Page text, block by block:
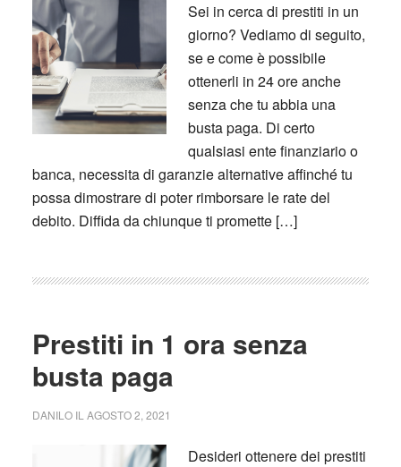
Sei in cerca di prestiti in un
giorno? Vediamo di seguito,
se e come è possibile
ottenerli in 24 ore anche
senza che tu abbia una
busta paga. Di certo
qualsiasi ente finanziario o
banca, necessita di garanzie alternative affinché tu
possa dimostrare di poter rimborsare le rate del
debito. Diffida da chiunque ti promette […]
Prestiti in 1 ora senza
busta paga
DANILOIL AGOSTO 2, 2021
Desideri ottenere dei prestiti